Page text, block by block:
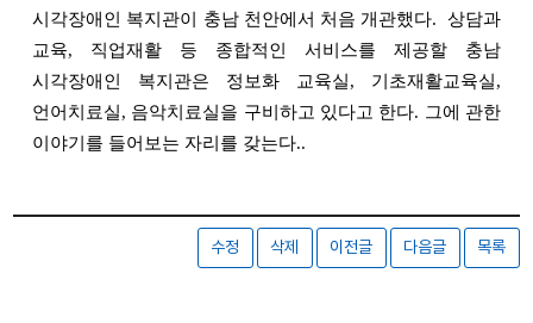
시각장애인 복지관이 충남 천안에서 처음 개관했다. 상담과
교육, 직업재활 등 종합적인 서비스를 제공할 충남
시각장애인 복지관은 정보화 교육실, 기초재활교육실,
언어치료실, 음악치료실을 구비하고 있다고 한다. 그에 관한
이야기를 들어보는 자리를 갖는다..
수정 삭제 이전글 다음글 목록